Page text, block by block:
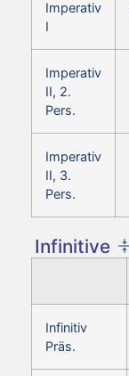
Imperativ
I
Imperativ
II, 2.
Pers.
Imperativ
II, 3.
Pers.
Infinitive
Infinitiv
Präs.